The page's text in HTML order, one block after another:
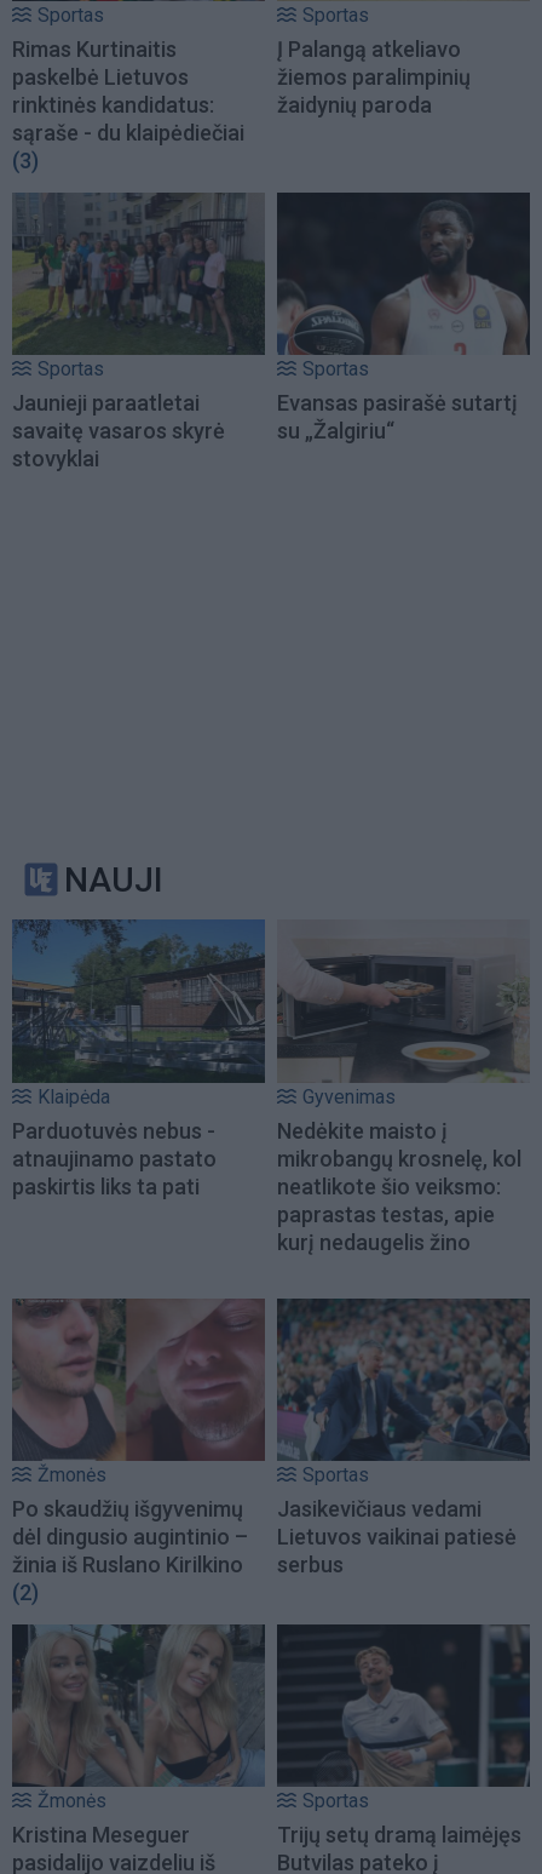
Sportas
Rimas Kurtinaitis
paskelbė Lietuvos
rinktinės kandidatus:
sąraše - du klaipėdiečiai
(3)
Sportas
Į Palangą atkeliavo
žiemos paralimpinių
žaidynių paroda
Sportas
Jaunieji paraatletai
savaitę vasaros skyrė
stovyklai
Sportas
Evansas pasirašė sutartį
su „Žalgiriu“
NAUJI
Klaipėda
Parduotuvės nebus -
atnaujinamo pastato
paskirtis liks ta pati
Gyvenimas
Nedėkite maisto į
mikrobangų krosnelę, kol
neatlikote šio veiksmo:
paprastas testas, apie
kurį nedaugelis žino
Žmonės
Po skaudžių išgyvenimų
dėl dingusio augintinio –
žinia iš Ruslano Kirilkino
(2)
Sportas
Jasikevičiaus vedami
Lietuvos vaikinai patiesė
serbus
Žmonės
Kristina Meseguer
pasidalijo vaizdeliu iš
Sportas
Trijų setų dramą laimėjęs
Butvilas pateko į